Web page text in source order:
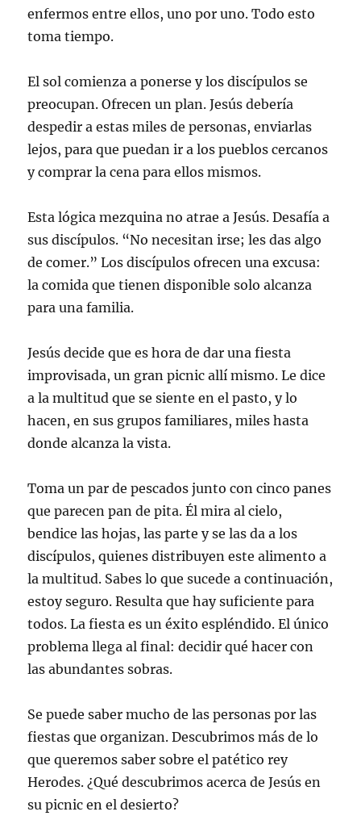
enfermos entre ellos, uno por uno. Todo esto
toma tiempo.
El sol comienza a ponerse y los discípulos se
preocupan. Ofrecen un plan. Jesús debería
despedir a estas miles de personas, enviarlas
lejos, para que puedan ir a los pueblos cercanos
y comprar la cena para ellos mismos.
Esta lógica mezquina no atrae a Jesús. Desafía a
sus discípulos. “No necesitan irse; les das algo
de comer.” Los discípulos ofrecen una excusa:
la comida que tienen disponible solo alcanza
para una familia.
Jesús decide que es hora de dar una fiesta
improvisada, un gran picnic allí mismo. Le dice
a la multitud que se siente en el pasto, y lo
hacen, en sus grupos familiares, miles hasta
donde alcanza la vista.
Toma un par de pescados junto con cinco panes
que parecen pan de pita. Él mira al cielo,
bendice las hojas, las parte y se las da a los
discípulos, quienes distribuyen este alimento a
la multitud. Sabes lo que sucede a continuación,
estoy seguro. Resulta que hay suficiente para
todos. La fiesta es un éxito espléndido. El único
problema llega al final: decidir qué hacer con
las abundantes sobras.
Se puede saber mucho de las personas por las
fiestas que organizan. Descubrimos más de lo
que queremos saber sobre el patético rey
Herodes. ¿Qué descubrimos acerca de Jesús en
su picnic en el desierto?